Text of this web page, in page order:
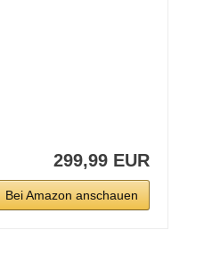
299,99 EUR
Bei Amazon anschauen